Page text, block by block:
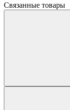
Связанные товары